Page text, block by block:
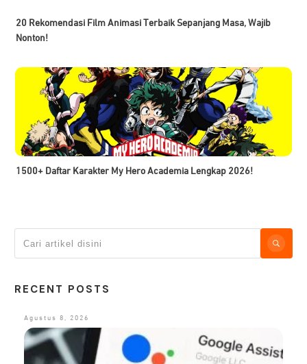
20 Rekomendasi Film Animasi Terbaik Sepanjang Masa, Wajib
Nonton!
1500+ Daftar Karakter My Hero Academia Lengkap 2026!
RECENT POSTS
Agustus 8, 2026